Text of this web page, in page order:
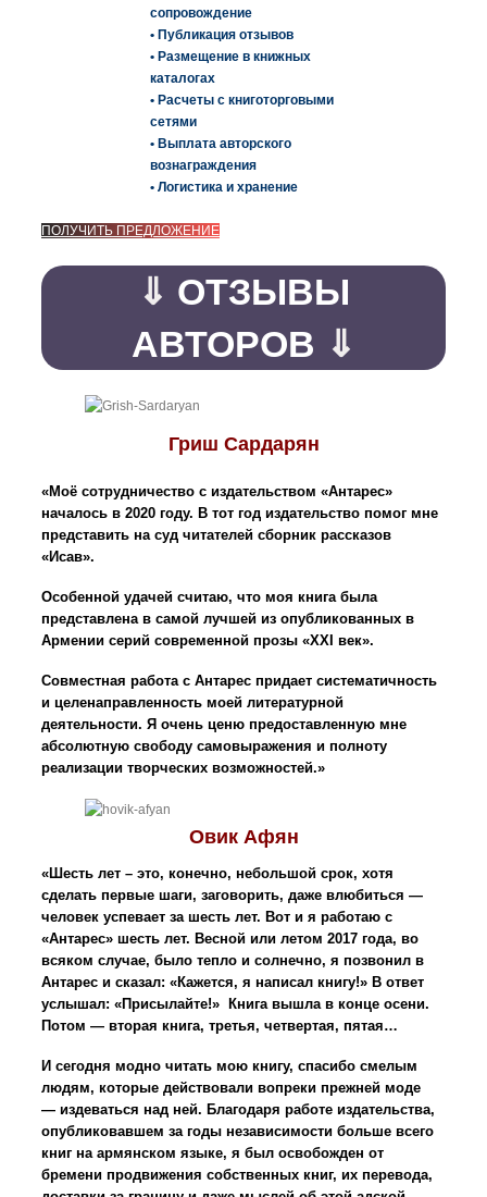
сопровождение
• Публикация отзывов
• Размещение в книжных
каталогах
• Расчеты с книготорговыми
сетями
• Выплата авторского
вознаграждения
• Логистика и хранение
ПОЛУЧИТЬ ПРЕДЛОЖЕНИЕ
⇓ ОТЗЫВЫ
АВТОРОВ ⇓
Гриш Сардарян
«Моё сотрудничество с издательством «Антарес»
началось в 2020 году. В тот год издательство помог мне
представить на суд читателей сборник рассказов
«Исав».
Особенной удачей считаю, что моя книга была
представлена ​​в самой лучшей из опубликованных в
Армении серий современной прозы «XXI век».
Совместная работа с Антарес придает систематичность
и целенаправленность моей литературной
деятельности. Я очень ценю предоставленную мне
абсолютную свободу самовыражения и полноту
реализации творческих возможностей.»
Овик Афян
«Шесть лет – это, конечно, небольшой срок, хотя
сделать первые шаги, заговорить, даже влюбиться —
человек успевает за шесть лет. Вот и я работаю с
«Антарес» шесть лет. Весной или летом 2017 года, во
всяком случае, было тепло и солнечно, я позвонил в
Антарес и сказал: «Кажется, я написал книгу!» В ответ
услышал: «Присылайте!» Книга вышла в конце осени.
Потом — вторая книга, третья, четвертая, пятая…
И сегодня модно читать мою книгу, спасибо смелым
людям, которые действовали вопреки прежней моде
— издеваться над ней. Благодаря работе издательства,
опубликовавшем за годы независимости больше всего
книг на армянском языке, я был освобожден от
бремени продвижения собственных книг, их перевода,